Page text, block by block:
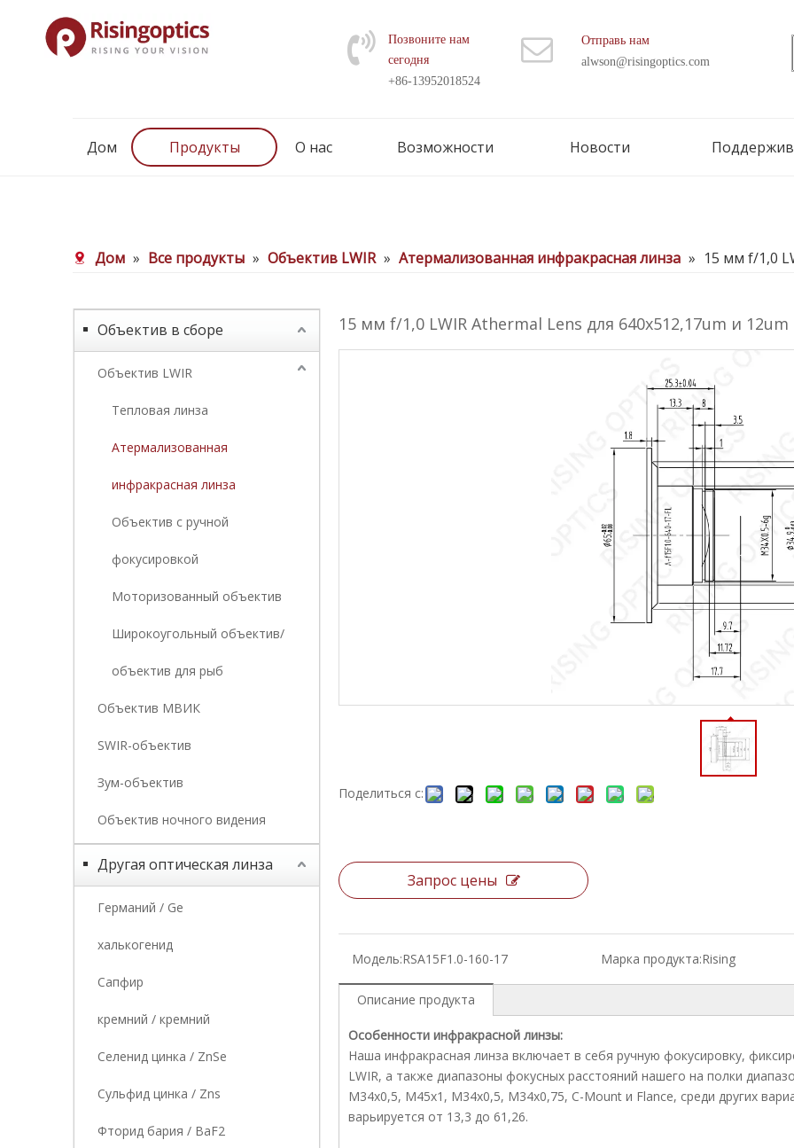
Позвоните нам
сегодня
+86-13952018524
Отправь нам
alwson@risingoptics.com
Дом Продукты О нас Возможности Новости
Дом » Все продукты » Объектив LWIR » Атермализованная инфракрасная линза » 15 мм f/1,0
Объектив в сборе
Объектив LWIR
Тепловая линза
Атермализованная
инфракрасная линза
Объектив с ручной
фокусировкой
Моторизованный объектив
Широкоугольный объектив/
объектив для рыб
Объектив МВИК
SWIR-объектив
Зум-объектив
Объектив ночного видения
Другая оптическая линза
Германий / Ge
халькогенид
Сапфир
кремний / кремний
Селенид цинка / ZnSe
Сульфид цинка / Zns
Фторид бария / BaF2
15 мм f/1,0 LWIR Athermal Lens для 640x512,17um и 12um
Поделиться с:
Запрос цены
Модель:RSA15F1.0-160-17 Марка продукта:Rising
Описание продукта
Особенности инфракрасной линзы:
Наша инфракрасная линза включает в себя ручную фокусировку,
LWIR, а также диапазоны фокусных расстояний нашего на полки
M34x0,5, M45x1, M34x0,5, M34x0,75, C-Mount и Flance, среди других
варьируется от 13,3 до 61,26.